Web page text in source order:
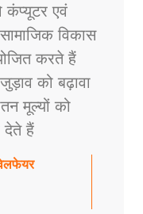
कंप्यूटर एवं
विकास
करते हैं
को बढ़ावा
मूल्यों को
देते हैं